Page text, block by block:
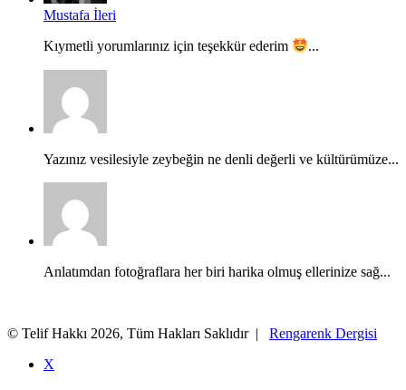
Mustafa İleri
Kıymetli yorumlarınız için teşekkür ederim ...
Yazınız vesilesiyle zeybeğin ne denli değerli ve kültürümüze...
Anlatımdan fotoğraflara her biri harika olmuş ellerinize sağ...
© Telif Hakkı 2026, Tüm Hakları Saklıdır | Rengarenk Dergisi
X